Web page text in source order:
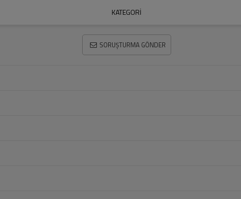
KATEGORI
SORUŞTURMA GÖNDER